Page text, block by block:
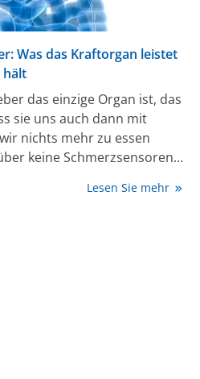
Was das Kraftorgan leistet
hält
das einzige Organ ist, das
sie uns auch dann mit
nichts mehr zu essen
keine Schmerzsensoren
ist eines der wichtigsten
Lesen Sie mehr